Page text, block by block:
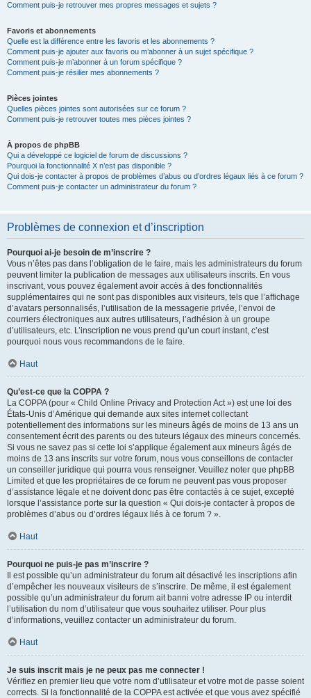
Comment puis-je retrouver mes propres messages et sujets ?
Favoris et abonnements
Quelle est la différence entre les favoris et les abonnements ?
Comment puis-je ajouter aux favoris ou m’abonner à un sujet spécifique ?
Comment puis-je m’abonner à un forum spécifique ?
Comment puis-je résilier mes abonnements ?
Pièces jointes
Quelles pièces jointes sont autorisées sur ce forum ?
Comment puis-je retrouver toutes mes pièces jointes ?
À propos de phpBB
Qui a développé ce logiciel de forum de discussions ?
Pourquoi la fonctionnalité X n’est pas disponible ?
Qui dois-je contacter à propos de problèmes d’abus ou d’ordres légaux liés à ce forum ?
Comment puis-je contacter un administrateur du forum ?
Problèmes de connexion et d’inscription
Pourquoi ai-je besoin de m’inscrire ?
Vous n’êtes pas dans l’obligation de le faire, mais les administrateurs du forum
peuvent limiter la publication de messages aux utilisateurs inscrits. En vous
inscrivant, vous pouvez également avoir accès à des fonctionnalités
supplémentaires qui ne sont pas disponibles aux visiteurs, tels que l’affichage
d’avatars personnalisés, l’utilisation de la messagerie privée, l’envoi de
courriers électroniques aux autres utilisateurs, l’adhésion à un groupe
d’utilisateurs, etc. L’inscription ne vous prend qu’un court instant, c’est
pourquoi nous vous recommandons de le faire.
Haut
Qu’est-ce que la COPPA ?
La COPPA (pour « Child Online Privacy and Protection Act ») est une loi des
États-Unis d’Amérique qui demande aux sites internet collectant
potentiellement des informations sur les mineurs âgés de moins de 13 ans un
consentement écrit des parents ou des tuteurs légaux des mineurs concernés.
Si vous ne savez pas si cette loi s’applique également aux mineurs âgés de
moins de 13 ans inscrits sur votre forum, nous vous conseillons de contacter
un conseiller juridique qui pourra vous renseigner. Veuillez noter que phpBB
Limited et que les propriétaires de ce forum ne peuvent pas vous proposer
d’assistance légale et ne doivent donc pas être contactés à ce sujet, excepté
lorsque l’assistance porte sur la question « Qui dois-je contacter à propos de
problèmes d’abus ou d’ordres légaux liés à ce forum ? ».
Haut
Pourquoi ne puis-je pas m’inscrire ?
Il est possible qu’un administrateur du forum ait désactivé les inscriptions afin
d’empêcher les nouveaux visiteurs de s’inscrire. De même, il est également
possible qu’un administrateur du forum ait banni votre adresse IP ou interdit
l’utilisation du nom d’utilisateur que vous souhaitez utiliser. Pour plus
d’informations, veuillez contacter un administrateur du forum.
Haut
Je suis inscrit mais je ne peux pas me connecter !
Vérifiez en premier lieu que votre nom d’utilisateur et votre mot de passe soient
corrects. Si la fonctionnalité de la COPPA est activée et que vous avez spécifié